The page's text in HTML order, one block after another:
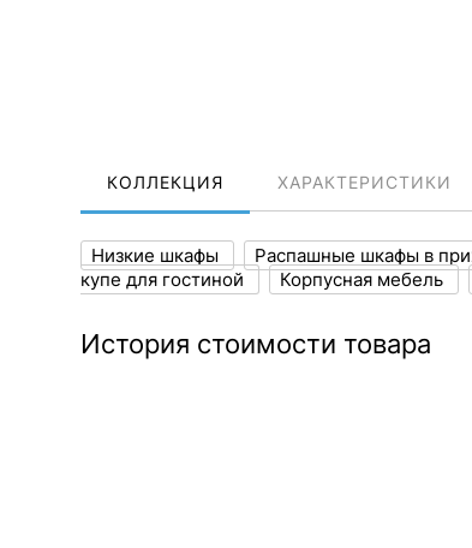
КОЛЛЕКЦИЯ ХАРАКТЕРИСТИКИ
Низкие шкафы Распашные шкафы в
купе для гостиной
Корпусная мебель
История стоимости товара